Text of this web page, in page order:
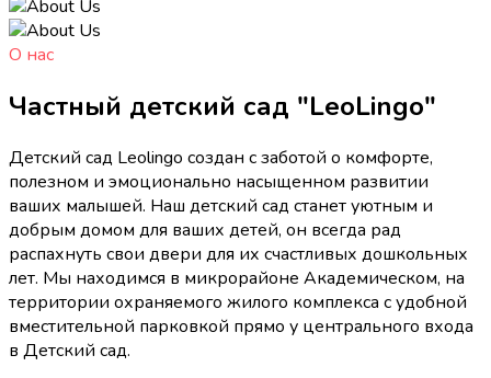
О нас
Частный детский сад "LeoLingo"
Детский сад Leolingo создан с заботой о комфорте,
полезном и эмоционально насыщенном развитии
ваших малышей. Наш детский сад станет уютным и
добрым домом для ваших детей, он всегда рад
распахнуть свои двери для их счастливых дошкольных
лет. Мы находимся в микрорайоне Академическом, на
территории охраняемого жилого комплекса с удобной
вместительной парковкой прямо у центрального входа
в Детский сад.